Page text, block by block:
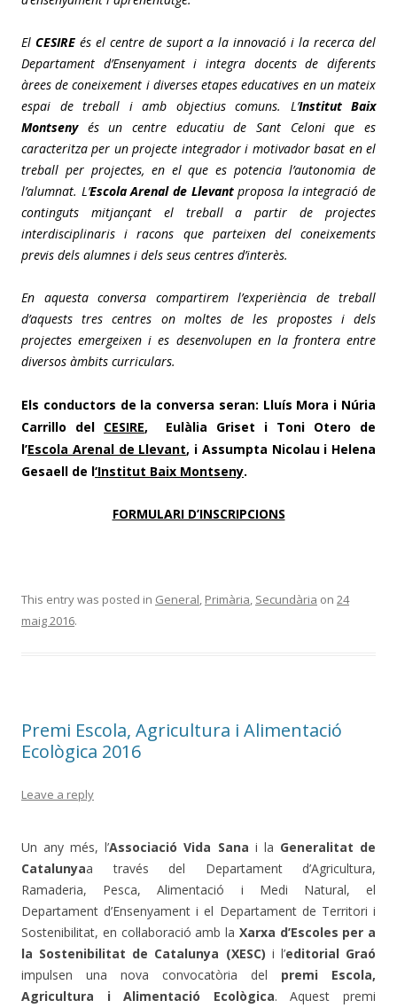
El CESIREés el centre de suport a la innovació i la recerca del
Departament d’Ensenyament i integra docents de diferents
àrees de coneixement i diverses etapes educatives en un mateix
espai de treball i amb objectius comuns. L’Institut Baix
Montsenyés un centre educatiu de Sant Celoni que es
caracteritza per un projecte integrador i motivador basat en el
treball per projectes, en el que es potencia l’autonomia de
l’alumnat. L’Escola Arenal de Llevantproposa la integració de
continguts mitjançant el treball a partir de projectes
interdisciplinaris i racons que parteixen del coneixements
previs dels alumnes i dels seus centres d’interès.
En aquesta conversa compartirem l’experiència de treball
d’aquests tres centres on moltes de les propostes i dels
projectes emergeixen i es desenvolupen en la frontera entre
diversos àmbits curriculars.
Els conductors de la conversa seran: Lluís Mora i Núria
Carrillo del CESIRE, Eulàlia Griset i Toni Otero de
l’Escola Arenal de Llevant, i Assumpta Nicolaui Helena
Gesaell de l‘Institut Baix Montseny.
FORMULARI D’INSCRIPCIONS
This entry was posted in General, Primària, Secundària on 24
maig 2016.
Premi Escola, Agricultura i Alimentació
Ecològica 2016
Leave a reply
Un any més, l’Associació Vida Sana i la Generalitat de
Catalunyaa través del Departament d’Agricultura,
Ramaderia, Pesca, Alimentació i Medi Natural, el
Departament d’Ensenyament i el Departament de Territori i
Sostenibilitat, en col·laboració amb la Xarxa d’Escoles per a
la Sostenibilitat de Catalunya (XESC) i l’editorial Graó
impulsen una nova convocatòria del premi Escola,
Agricultura i Alimentació Ecològica. Aquest premi